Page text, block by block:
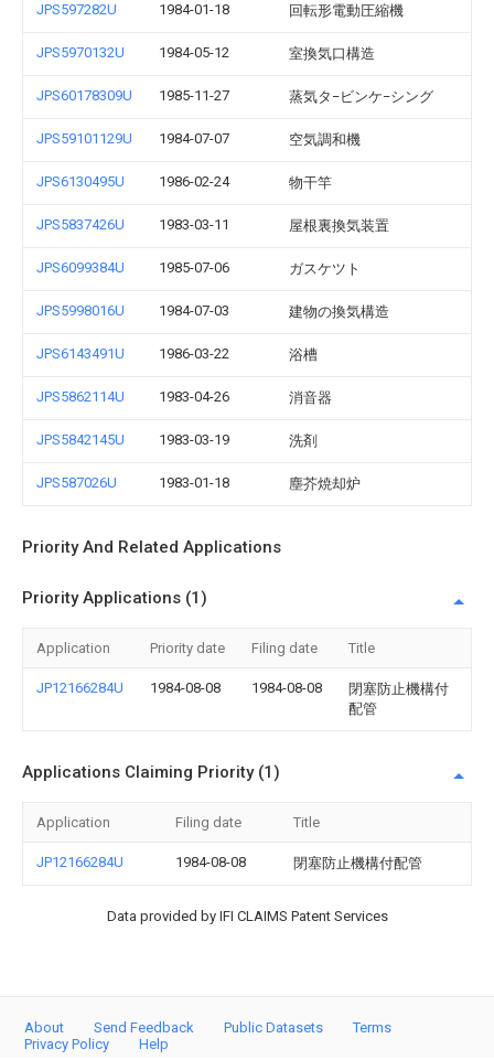
JPS597282U 1984-01-18 回転形電動圧縮機
JPS5970132U 1984-05-12 室換気口構造
JPS60178309U 1985-11-27 蒸気タ−ビンケ−シング
JPS59101129U 1984-07-07 空気調和機
JPS6130495U 1986-02-24 物干竿
JPS5837426U 1983-03-11 屋根裏換気装置
JPS6099384U 1985-07-06 ガスケツト
JPS5998016U 1984-07-03 建物の換気構造
JPS6143491U 1986-03-22 浴槽
JPS5862114U 1983-04-26 消音器
JPS5842145U 1983-03-19 洗剤
JPS587026U 1983-01-18 塵芥焼却炉
Priority And Related Applications
Priority Applications (1)
Application Priority date Filing date Title
JP12166284U 1984-08-08 1984-08-08
閉塞防止機構付
配管
Applications Claiming Priority (1)
Application Filing date Title
JP12166284U 1984-08-08 閉塞防止機構付配管
Data provided by IFI CLAIMS Patent Services
About Send Feedback Public Datasets
Terms
Privacy Policy
Help